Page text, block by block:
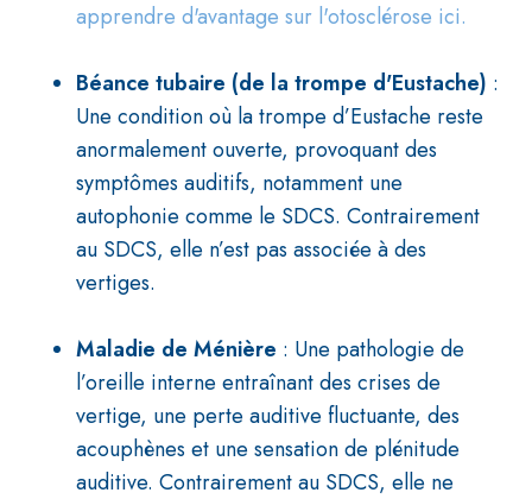
apprendre d'avantage sur l'otosclérose ici.
Béance tubaire (de la trompe d'Eustache) :
Une condition où la trompe d’Eustache reste
anormalement ouverte, provoquant des
symptômes auditifs, notamment une
autophonie comme le SDCS. Contrairement
au SDCS, elle n’est pas associée à des
vertiges.
Maladie de Ménière : Une pathologie de
l’oreille interne entraînant des crises de
vertige, une perte auditive fluctuante, des
acouphènes et une sensation de plénitude
auditive. Contrairement au SDCS, elle ne